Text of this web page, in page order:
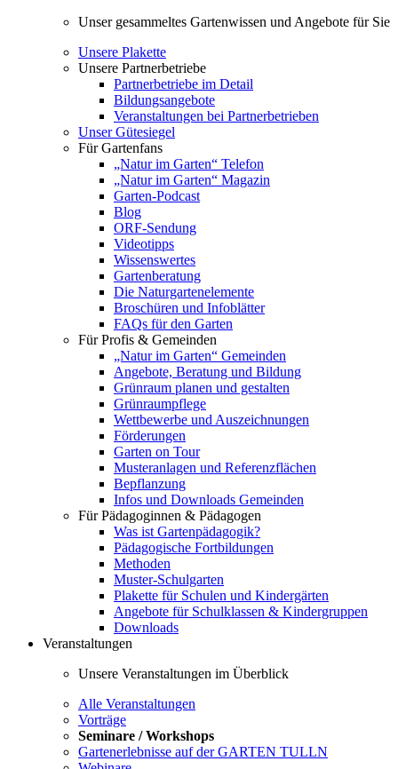
Unser gesammeltes Gartenwissen und Angebote für Sie
Unsere Plakette
Unsere Partnerbetriebe
Partnerbetriebe im Detail
Bildungsangebote
Veranstaltungen bei Partnerbetrieben
Unser Gütesiegel
Für Gartenfans
„Natur im Garten“ Telefon
„Natur im Garten“ Magazin
Garten-Podcast
Blog
ORF-Sendung
Videotipps
Wissenswertes
Gartenberatung
Die Naturgartenelemente
Broschüren und Infoblätter
FAQs für den Garten
Für Profis & Gemeinden
„Natur im Garten“ Gemeinden
Angebote, Beratung und Bildung
Grünraum planen und gestalten
Grünraumpflege
Wettbewerbe und Auszeichnungen
Förderungen
Garten on Tour
Musteranlagen und Referenzflächen
Bepflanzung
Infos und Downloads Gemeinden
Für Pädagoginnen & Pädagogen
Was ist Gartenpädagogik?
Pädagogische Fortbildungen
Methoden
Muster-Schulgarten
Plakette für Schulen und Kindergärten
Angebote für Schulklassen & Kindergruppen
Downloads
Veranstaltungen
Unsere Veranstaltungen im Überblick
Alle Veranstaltungen
Vorträge
Seminare / Workshops
Gartenerlebnisse auf der GARTEN TULLN